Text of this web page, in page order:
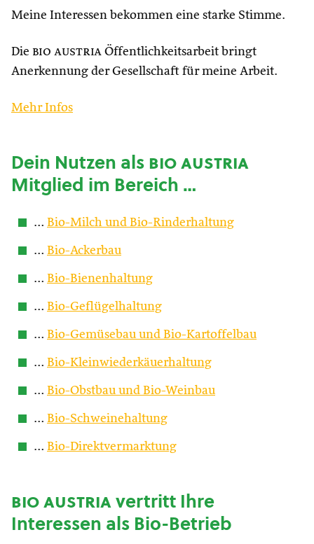
Meine Interessen bekommen eine starke Stimme.
Die bio austria Öffentlichkeitsarbeit bringt
Anerkennung der Gesellschaft für meine Arbeit.
Mehr Infos
Dein Nutzen alsbio austria
Mitglied im Bereich …
… Bio-Milch und Bio-Rinderhaltung
… Bio-Ackerbau
… Bio-Bienenhaltung
… Bio-Geflügelhaltung
… Bio-Gemüsebau und Bio-Kartoffelbau
… Bio-Kleinwiederkäuerhaltung
… Bio-Obstbau und Bio-Weinbau
… Bio-Schweinehaltung
… Bio-Direktvermarktung
bio austriavertritt Ihre
Interessen als Bio-Betrieb